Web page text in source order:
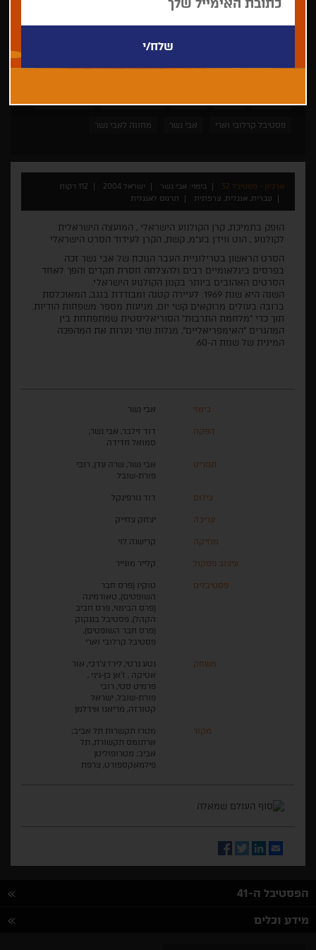
פסטיבל קרלובי וארי אבי נשר מחווה לאבי נשר
ארכיון - פסטיבל 32 בימוי: אבי נשר ישראל 2004
112 דקות
עברית, אנגלית, צרפתית
תרגום לאנגלית
הופק בתמיכת, קרן הקולנוע הישראלי , המועצה הישראלית
לקולנוע , הוט וויז'ן בע"מ, קשת, הקרן לעידוד הסרט הישראלי
הסרט הראשון בטרילוגיית העבר הנוכח של אבי נשר זכה
בפרסים בינלאומיים רבים ולהצלחה חסרת תקדים והפך לאחד
הסרטים האהובים ביותר בקנון הקולנוע הישראלי.
השנה היא שנת 1969. לעיירה קטנה ומבודדת בנגב, המאוכלסת
ברובה בעולים מרוקאים קשי יום, מגיעות מספר משפחות הודיות.
תוך כדי "מלחמת התרבות" הסוריאליסטית שמתפתחת בין
המהגרים "האימפריאליים", מגלות שתי נערות את המהפכה
המינית של שנות ה-60.
בימוי אבי נשר
הפקה
דוד זילבר, אבי נשר,
סמואל חדידה
תסריט
אבי נשר, שרה עדן, רובי
פורת-שובל
צילום דוד גורפינקל
עריכה יצחק צחייק
מוזיקה קרישנה לוי
עיצוב פסקול קלייר מונייר
פסטיבלים
טוקיו (פרס חבר
השופטים), טאורמינה
(פרס הבימוי, פרס חביב
הקהל), פסטיבל בנגקוק
(פרס חבר השופטים),
פסטיבל קרלובי וארי
משחק
נטע גרטי, לירז צ'רכי, אור
אטיקה , ז'אן בן-גיגי ,
פרמיט סטי, רובי
פורת-שובל, ישראל
קטורזה, מריאנו אידלמן
מקור
מטרו תקשרות תל אביב;
ארתומס תקשורת, תל
אביב; מטרופוליטן
פילמאקספורט, צרפת
Email
LinkedIn
Twitter
Facebook
הפסטיבל ה-41
מידע וכלים